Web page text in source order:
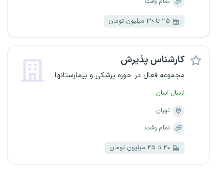
۲۵ تا ۳۰ میلیون تومان
کارشناس پذیرش
مجموعه فعال در حوزه پزشکی و بیمارستانها
ارسال آسان
تهران
تمام وقت
۲۰ تا ۲۵ میلیون تومان